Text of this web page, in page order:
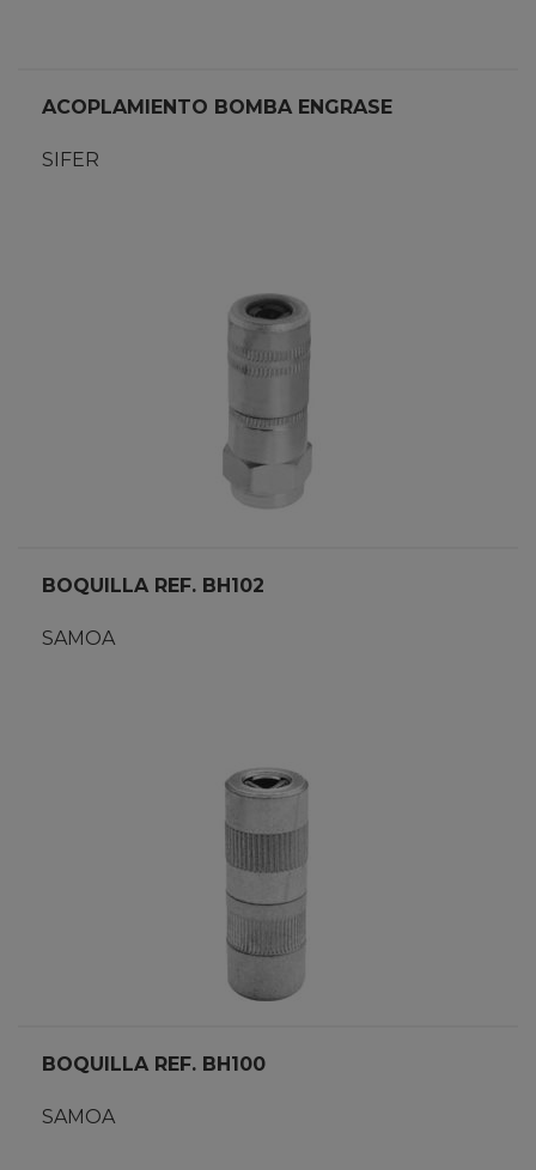
ACOPLAMIENTO BOMBA ENGRASE
SIFER
BOQUILLA REF. BH102
SAMOA
BOQUILLA REF. BH100
SAMOA